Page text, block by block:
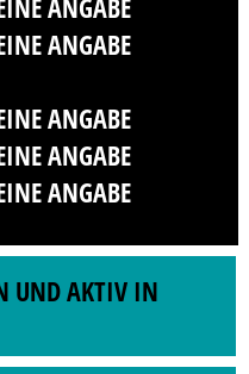
ANGABE
ANGABE
ANGABE
ANGABE
ANGABE
UND AKTIV IN